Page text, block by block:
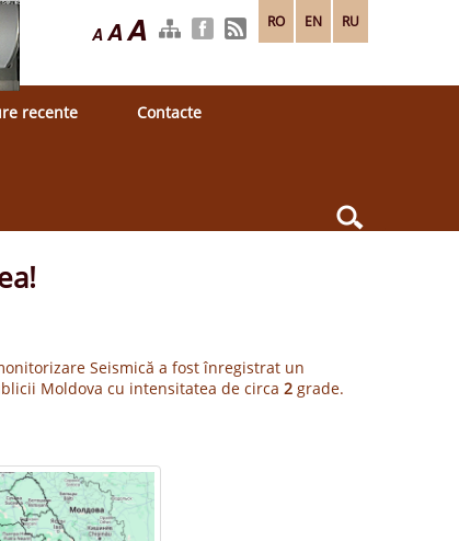
RO EN RU
A AA
recente Contacte
Seismică a fost înregistrat un
Moldova cu intensitatea de circa2 grade.